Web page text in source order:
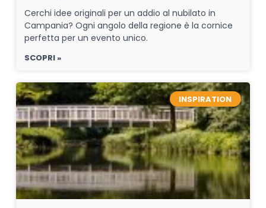
Cerchi idee originali per un addio al nubilato in
Campania? Ogni angolo della regione è la cornice
perfetta per un evento unico.
SCOPRI »
INSPIRATION